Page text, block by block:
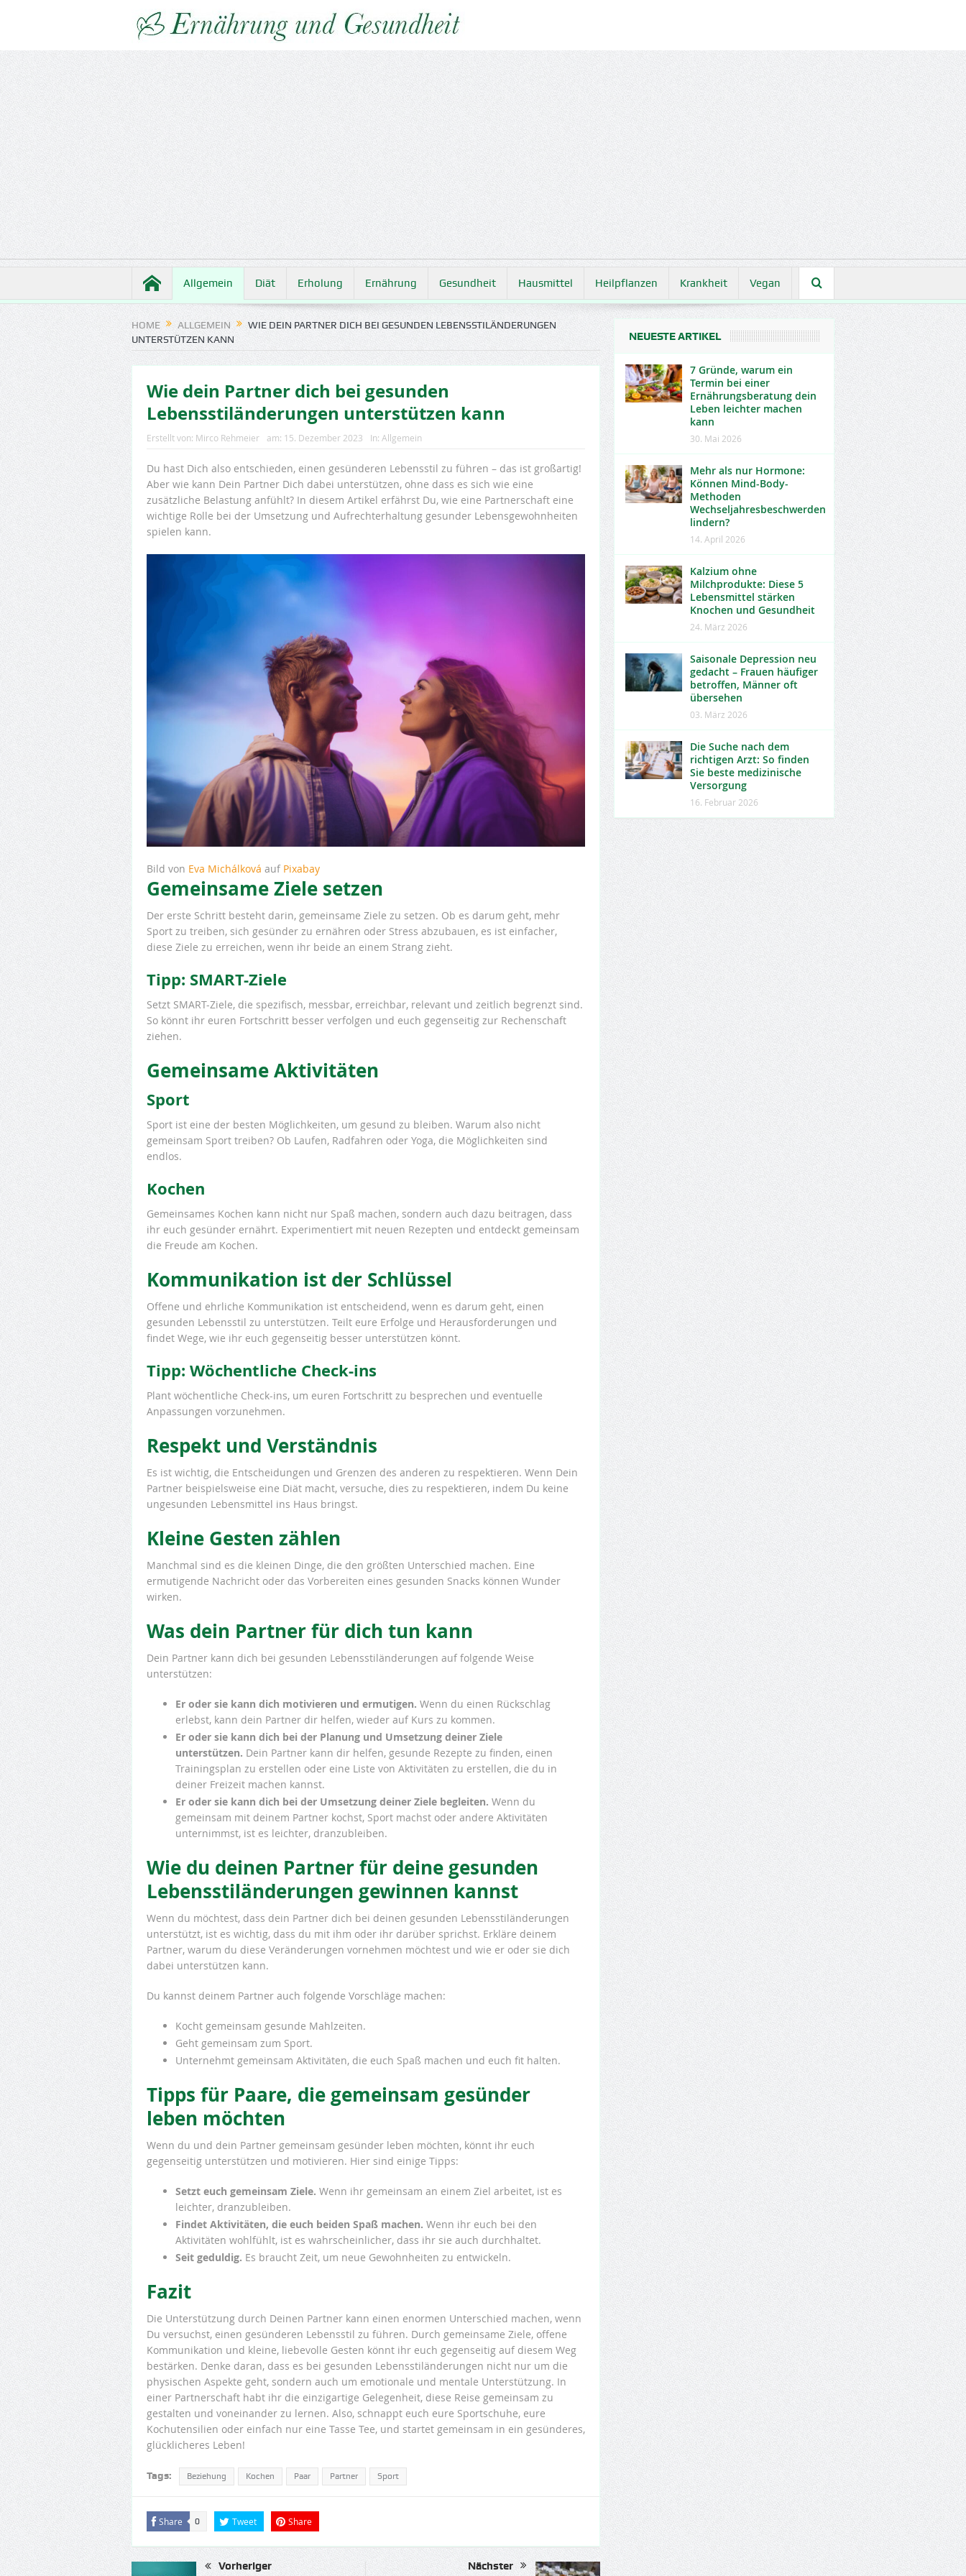
Allgemein Diät Erholung Ernährung Gesundheit Hausmittel Heilpflanzen Krankheit Vegan
HOME ALLGEMEIN
WIE DEIN PARTNER DICH BEI GESUNDEN LEBENSSTILÄNDERUNGEN
UNTERSTÜTZEN KANN
Wie dein Partner dich bei gesunden
Lebensstiländerungen unterstützen kann
Erstellt von: Mirco Rehmeier am: 15. Dezember 2023 In: Allgemein
Du hast Dich also entschieden, einen gesünderen Lebensstil zu führen – das ist großartig!
Aber wie kann Dein Partner Dich dabei unterstützen, ohne dass es sich wie eine
zusätzliche Belastung anfühlt? In diesem Artikel erfährst Du, wie eine Partnerschaft eine
wichtige Rolle bei der Umsetzung und Aufrechterhaltung gesunder Lebensgewohnheiten
spielen kann.
Bild von Eva Michálková auf Pixabay
Gemeinsame Ziele setzen
Der erste Schritt besteht darin, gemeinsame Ziele zu setzen. Ob es darum geht, mehr
Sport zu treiben, sich gesünder zu ernähren oder Stress abzubauen, es ist einfacher,
diese Ziele zu erreichen, wenn ihr beide an einem Strang zieht.
Tipp: SMART-Ziele
Setzt SMART-Ziele, die spezifisch, messbar, erreichbar, relevant und zeitlich begrenzt sind.
So könnt ihr euren Fortschritt besser verfolgen und euch gegenseitig zur Rechenschaft
ziehen.
Gemeinsame Aktivitäten
Sport
Sport ist eine der besten Möglichkeiten, um gesund zu bleiben. Warum also nicht
gemeinsam Sport treiben? Ob Laufen, Radfahren oder Yoga, die Möglichkeiten sind
endlos.
Kochen
Gemeinsames Kochen kann nicht nur Spaß machen, sondern auch dazu beitragen, dass
ihr euch gesünder ernährt. Experimentiert mit neuen Rezepten und entdeckt gemeinsam
die Freude am Kochen.
Kommunikation ist der Schlüssel
Offene und ehrliche Kommunikation ist entscheidend, wenn es darum geht, einen
gesunden Lebensstil zu unterstützen. Teilt eure Erfolge und Herausforderungen und
findet Wege, wie ihr euch gegenseitig besser unterstützen könnt.
Tipp: Wöchentliche Check-ins
Plant wöchentliche Check-ins, um euren Fortschritt zu besprechen und eventuelle
Anpassungen vorzunehmen.
Respekt und Verständnis
Es ist wichtig, die Entscheidungen und Grenzen des anderen zu respektieren. Wenn Dein
Partner beispielsweise eine Diät macht, versuche, dies zu respektieren, indem Du keine
ungesunden Lebensmittel ins Haus bringst.
Kleine Gesten zählen
Manchmal sind es die kleinen Dinge, die den größten Unterschied machen. Eine
ermutigende Nachricht oder das Vorbereiten eines gesunden Snacks können Wunder
wirken.
Was dein Partner für dich tun kann
Dein Partner kann dich bei gesunden Lebensstiländerungen auf folgende Weise
unterstützen:
Er oder sie kann dich motivieren und ermutigen. Wenn du einen Rückschlag
erlebst, kann dein Partner dir helfen, wieder auf Kurs zu kommen.
Er oder sie kann dich bei der Planung und Umsetzung deiner Ziele
unterstützen. Dein Partner kann dir helfen, gesunde Rezepte zu finden, einen
Trainingsplan zu erstellen oder eine Liste von Aktivitäten zu erstellen, die du in
deiner Freizeit machen kannst.
Er oder sie kann dich bei der Umsetzung deiner Ziele begleiten. Wenn du
gemeinsam mit deinem Partner kochst, Sport machst oder andere Aktivitäten
unternimmst, ist es leichter, dranzubleiben.
Wie du deinen Partner für deine gesunden
Lebensstiländerungen gewinnen kannst
Wenn du möchtest, dass dein Partner dich bei deinen gesunden Lebensstiländerungen
unterstützt, ist es wichtig, dass du mit ihm oder ihr darüber sprichst. Erkläre deinem
Partner, warum du diese Veränderungen vornehmen möchtest und wie er oder sie dich
dabei unterstützen kann.
Du kannst deinem Partner auch folgende Vorschläge machen:
Kocht gemeinsam gesunde Mahlzeiten.
Geht gemeinsam zum Sport.
Unternehmt gemeinsam Aktivitäten, die euch Spaß machen und euch fit halten.
Tipps für Paare, die gemeinsam gesünder
leben möchten
Wenn du und dein Partner gemeinsam gesünder leben möchten, könnt ihr euch
gegenseitig unterstützen und motivieren. Hier sind einige Tipps:
Setzt euch gemeinsam Ziele. Wenn ihr gemeinsam an einem Ziel arbeitet, ist es
leichter, dranzubleiben.
Findet Aktivitäten, die euch beiden Spaß machen. Wenn ihr euch bei den
Aktivitäten wohlfühlt, ist es wahrscheinlicher, dass ihr sie auch durchhaltet.
Seit geduldig. Es braucht Zeit, um neue Gewohnheiten zu entwickeln.
Fazit
Die Unterstützung durch Deinen Partner kann einen enormen Unterschied machen, wenn
Du versuchst, einen gesünderen Lebensstil zu führen. Durch gemeinsame Ziele, offene
Kommunikation und kleine, liebevolle Gesten könnt ihr euch gegenseitig auf diesem Weg
bestärken. Denke daran, dass es bei gesunden Lebensstiländerungen nicht nur um die
physischen Aspekte geht, sondern auch um emotionale und mentale Unterstützung. In
einer Partnerschaft habt ihr die einzigartige Gelegenheit, diese Reise gemeinsam zu
gestalten und voneinander zu lernen. Also, schnappt euch eure Sportschuhe, eure
Kochutensilien oder einfach nur eine Tasse Tee, und startet gemeinsam in ein gesünderes,
glücklicheres Leben!
Tags: Beziehung Kochen Paar Partner Sport
Share 0 Tweet Share
Vorheriger Nächster
NEUESTE ARTIKEL
7 Gründe, warum ein
Termin bei einer
Ernährungsberatung dein
Leben leichter machen
kann
30. Mai 2026
Mehr als nur Hormone:
Können Mind-Body-
Methoden
Wechseljahresbeschwerden
lindern?
14. April 2026
Kalzium ohne
Milchprodukte: Diese 5
Lebensmittel stärken
Knochen und Gesundheit
24. März 2026
Saisonale Depression neu
gedacht – Frauen häufiger
betroffen, Männer oft
übersehen
03. März 2026
Die Suche nach dem
richtigen Arzt: So finden
Sie beste medizinische
Versorgung
16. Februar 2026